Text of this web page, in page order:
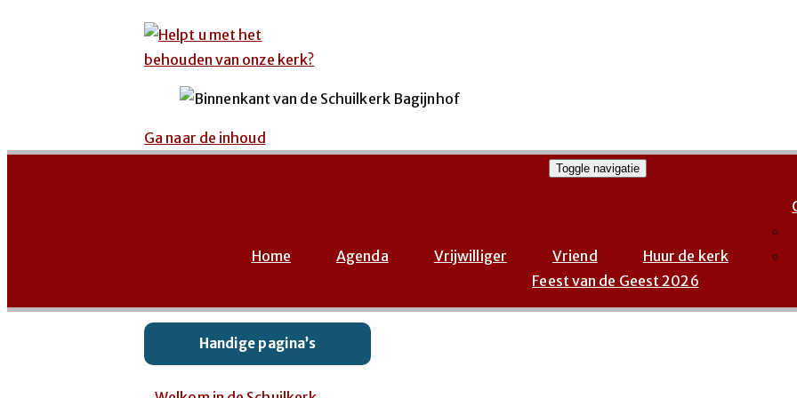
Ga naar de inhoud
Toggle navigatie
Home Agenda Vrijwilliger Vriend Huur de kerk
Feest van de Geest 2026
Handige pagina’s